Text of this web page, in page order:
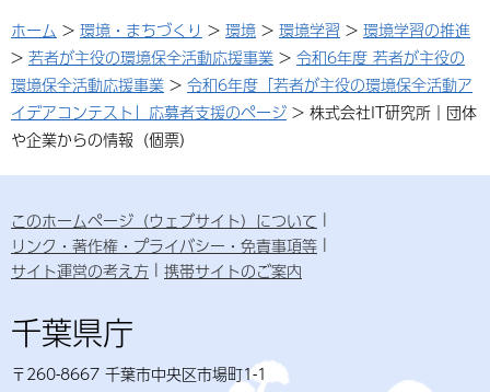
ホーム > 環境・まちづくり > 環境 > 環境学習 > 環境学習の推進
> 若者が主役の環境保全活動応援事業 > 令和6年度 若者が主役の
環境保全活動応援事業 > 令和6年度「若者が主役の環境保全活動ア
イデアコンテスト」応募者支援のページ > 株式会社IT研究所｜団体
や企業からの情報（個票）
このホームページ（ウェブサイト）について
リンク・著作権・プライバシー・免責事項等
サイト運営の考え方
携帯サイトのご案内
千葉県庁
〒260-8667 千葉市中央区市場町1-1